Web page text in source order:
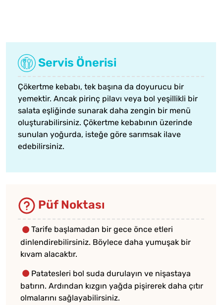
Servis Önerisi
Çökertme kebabı, tek başına da doyurucu bir
yemektir. Ancak pirinç pilavı veya bol yeşillikli bir
salata eşliğinde sunarak daha zengin bir menü
oluşturabilirsiniz. Çökertme kebabının üzerinde
sunulan yoğurda, isteğe göre sarımsak ilave
edebilirsiniz.
Püf Noktası
Tarife başlamadan bir gece önce etleri
dinlendirebilirsiniz. Böylece daha yumuşak bir
kıvam alacaktır.
Patatesleri bol suda durulayın ve nişastaya
batırın. Ardından kızgın yağda pişirerek daha çıtır
olmalarını sağlayabilirsiniz.